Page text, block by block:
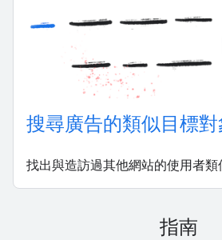
搜尋廣告的類似目標對
找出與造訪過其他網站的使用者類
指南